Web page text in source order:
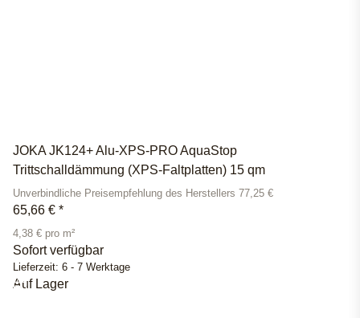
JOKA JK124+ Alu-XPS-PRO AquaStop
Trittschalldämmung (XPS-Faltplatten) 15 qm
Unverbindliche Preisempfehlung des Herstellers 77,25 €
65,66 € *
4,38 € pro m²
Sofort verfügbar
Lieferzeit: 6 - 7 Werktage
Auf Lager